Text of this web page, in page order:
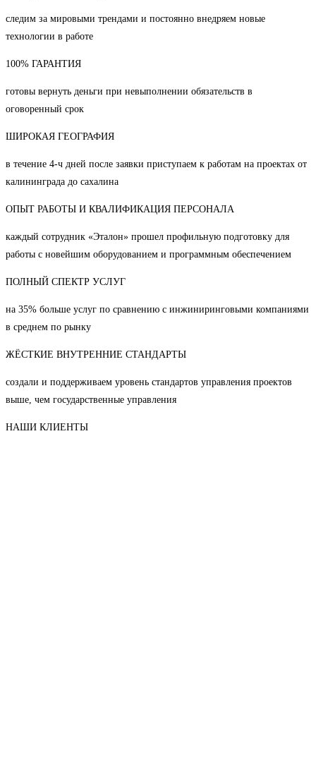
следим за мировыми трендами и постоянно внедряем новые
технологии в работе
100% ГАРАНТИЯ
готовы вернуть деньги при невыполнении обязательств в
оговоренный срок
ШИРОКАЯ ГЕОГРАФИЯ
в течение 4-ч дней после заявки приступаем к работам на проектах от
калининграда до сахалина
ОПЫТ РАБОТЫ И КВАЛИФИКАЦИЯ ПЕРСОНАЛА
каждый сотрудник «Эталон» прошел профильную подготовку для
работы с новейшим оборудованием и программным обеспечением
ПОЛНЫЙ СПЕКТР УСЛУГ
на 35% больше услуг по сравнению с инжиниринговыми компаниями
в среднем по рынку
ЖЁСТКИЕ ВНУТРЕННИЕ СТАНДАРТЫ
создали и поддерживаем уровень стандартов управления проектов
выше, чем государственные управления
НАШИ КЛИЕНТЫ